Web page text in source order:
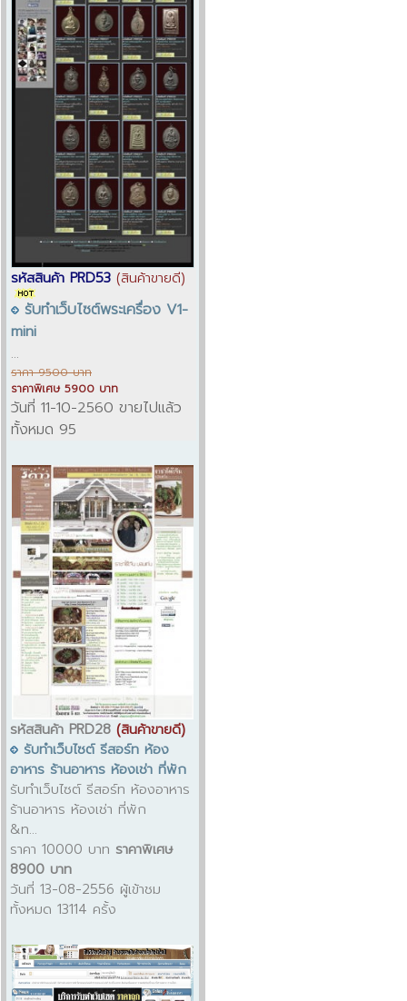
รหัสสินค้า PRD53 (สินค้าขายดี)
รับทำเว็บไซต์พระเครื่อง V1-
mini
...
ราคา 9500 บาท
ราคาพิเศษ 5900 บาท
วันที่ 11-10-2560 ขายไปแล้ว
ทั้งหมด 95
รหัสสินค้า PRD28 (สินค้าขายดี)
รับทำเว็บไซต์ รีสอร์ท ห้อง
อาหาร ร้านอาหาร ห้องเช่า ที่พัก
รับทำเว็บไซต์ รีสอร์ท ห้องอาหาร
ร้านอาหาร ห้องเช่า ที่พัก
&n...
ราคา 10000 บาท ราคาพิเศษ
8900 บาท
วันที่ 13-08-2556 ผู้เข้าชม
ทั้งหมด 13114 ครั้ง